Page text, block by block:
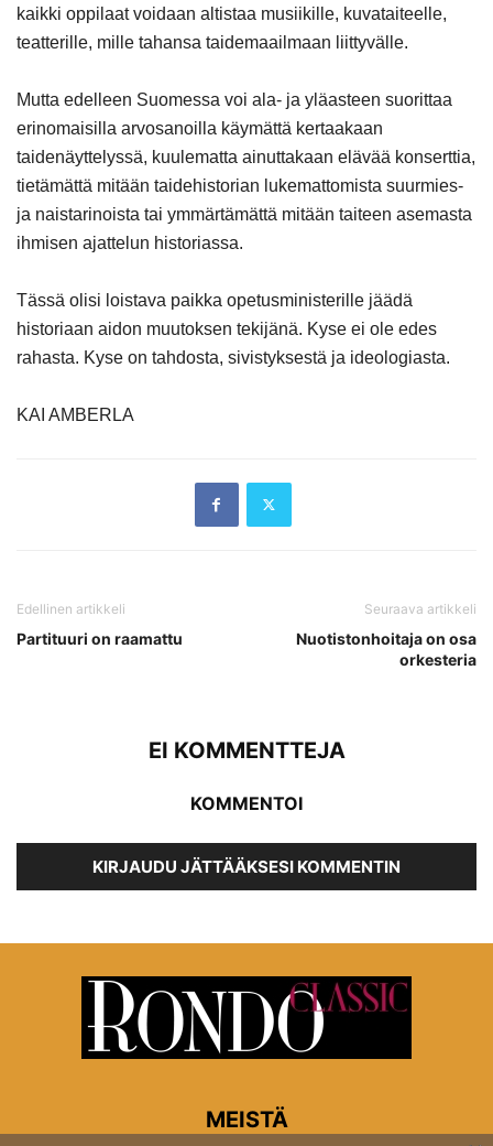
kaikki oppilaat voidaan altistaa musiikille, kuvataiteelle,
teatterille, mille tahansa taidemaailmaan liittyvälle.
Mutta edelleen Suomessa voi ala- ja yläasteen suorittaa
erinomaisilla arvosanoilla käymättä kertaakaan
taidenäyttelyssä, kuulematta ainuttakaan elävää konserttia,
tietämättä mitään taidehistorian lukemattomista suurmies-
ja naistarinoista tai ymmärtämättä mitään taiteen asemasta
ihmisen ajattelun historiassa.
Tässä olisi loistava paikka opetusministerille jäädä
historiaan aidon muutoksen tekijänä. Kyse ei ole edes
rahasta. Kyse on tahdosta, sivistyksestä ja ideologiasta.
KAI AMBERLA
Edellinen artikkeli
Partituuri on raamattu
Seuraava artikkeli
Nuotistonhoitaja on osa
orkesteria
EI KOMMENTTEJA
KOMMENTOI
KIRJAUDU JÄTTÄÄKSESI KOMMENTIN
MEISTÄ